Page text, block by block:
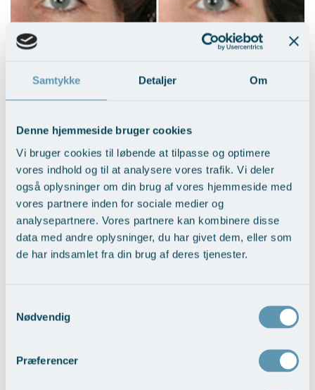
Samtykke Detaljer Om
Denne hjemmeside bruger cookies
Vi bruger cookies til løbende at tilpasse og optimere
vores indhold og til at analysere vores trafik. Vi deler
også oplysninger om din brug af vores hjemmeside med
vores partnere inden for sociale medier og
analysepartnere. Vores partnere kan kombinere disse
data med andre oplysninger, du har givet dem, eller som
de har indsamlet fra din brug af deres tjenester.
Nødvendig
Præferencer
Hudoverskud på øvre øjenlåg